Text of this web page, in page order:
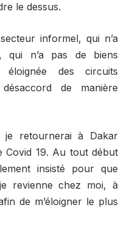
le dessus.
informel, qui n’a
qui n’a pas de biens
des circuits
de manière
retournerai à Dakar
Covid 19. Au tout début
insisté pour que
revienne chez moi, à
de m’éloigner le plus